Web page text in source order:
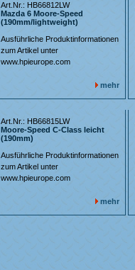
Art.Nr.: HB66812LW
Mazda 6 Moore-Speed
(190mm/lightweight)
Ausführliche Produktinformationen
zum Artikel unter
www.hpieurope.com
mehr
Art.Nr.: HB66815LW
Moore-Speed C-Class leicht
(190mm)
Ausführliche Produktinformationen
zum Artikel unter
www.hpieurope.com
mehr